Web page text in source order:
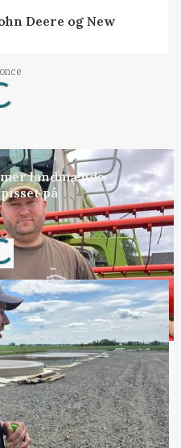
Deere og New
landmænds
på